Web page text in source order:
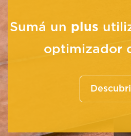
Sumá un plus
optimizador